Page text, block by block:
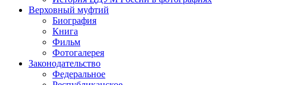
Верховный муфтий
Биография
Книга
Фильм
Фотогалерея
Законодательство
Федеральное